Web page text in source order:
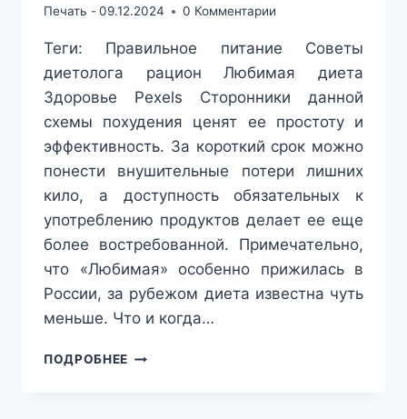
Печать -09.12.2024 0 Комментарии
Теги: Правильное питание Советы
диетолога рацион Любимая диета
Здоровье Pexels Сторонники данной
схемы похудения ценят ее простоту и
эффективность. За короткий срок можно
понести внушительные потери лишних
кило, а доступность обязательных к
употреблению продуктов делает ее еще
более востребованной. Примечательно,
что «Любимая» особенно прижилась в
России, за рубежом диета известна чуть
меньше. Что и когда…
ПОДРОБНЕЕ ДИЕТА